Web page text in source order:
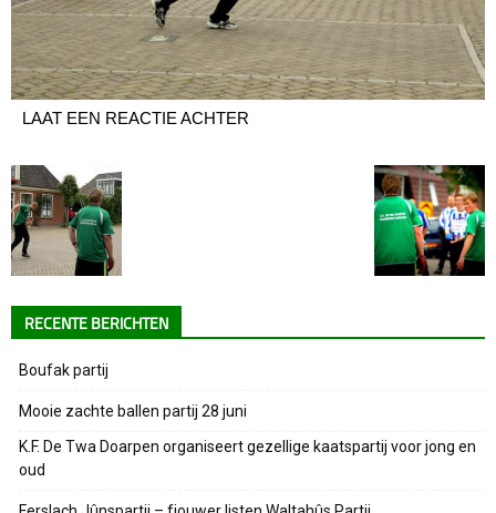
LAAT EEN REACTIE ACHTER
RECENTE BERICHTEN
Boufak partij
Mooie zachte ballen partij 28 juni
K.F. De Twa Doarpen organiseert gezellige kaatspartij voor jong en
oud